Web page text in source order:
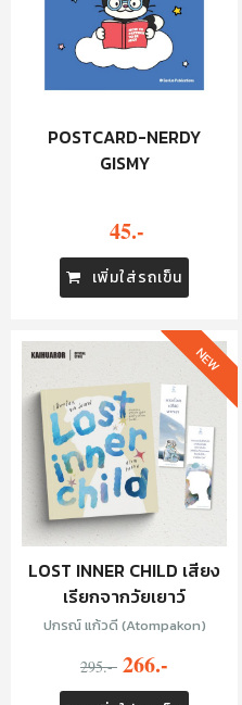
POSTCARD-NERDY
GISMY
45.-
เพิ่มใส่รถเข็น
LOST INNER CHILD เสียง
เรียกจากวัยเยาว์
ปกรณ์ แก้วดี (Atompakon)
295.- 266.-
NEW